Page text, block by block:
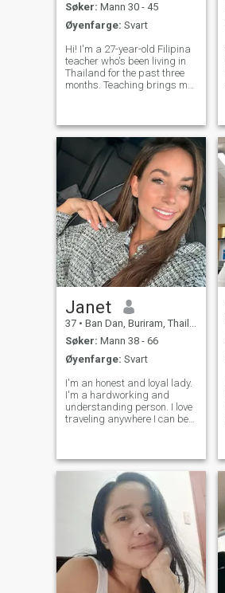
Søker: Mann 30 - 45
Øyenfarge: Svart
Hi! I'm a 27-year-old Filipina
teacher who's been living in
Thailand for the past three
months. Teaching brings me
places, enjoying good food, or
simply making the most of li
Janet
37 • Ban Dan, Buriram, Thailand
Søker: Mann 38 - 66
Øyenfarge: Svart
I'm an honest and loyal lady.
I'm a hardworking and
understanding person. I love
traveling anywhere I can be
lady. I always make sure to
have a healthy mind and a h